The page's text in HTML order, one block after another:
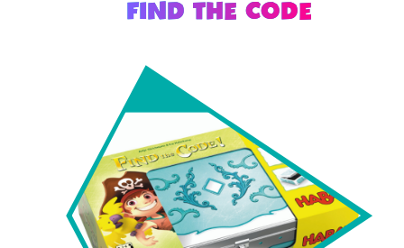
FIND THE CODE